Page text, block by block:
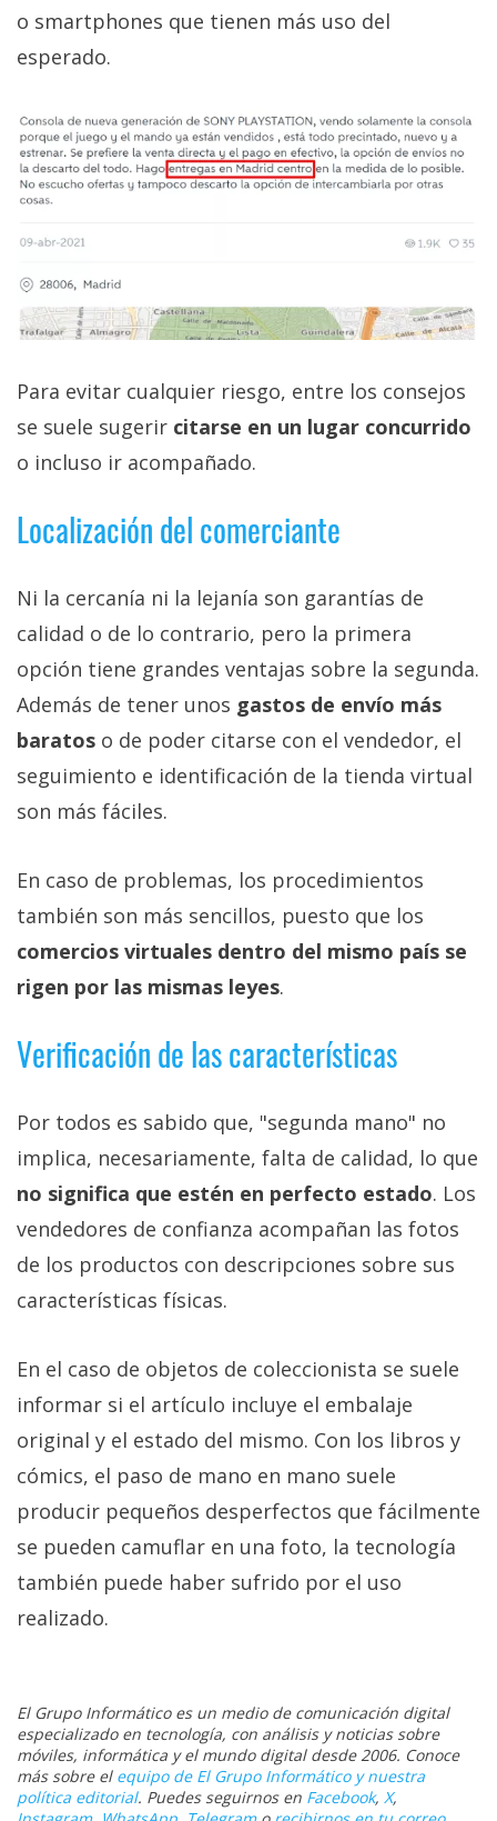
o smartphones que tienen más uso del
esperado.
Para evitar cualquier riesgo, entre los consejos
se suele sugerir citarse en un lugar concurrido
o incluso ir acompañado.
Localización del comerciante
Ni la cercanía ni la lejanía son garantías de
calidad o de lo contrario, pero la primera
opción tiene grandes ventajas sobre la segunda.
Además de tener unos gastos de envío más
baratos o de poder citarse con el vendedor, el
seguimiento e identificación de la tienda virtual
son más fáciles.
En caso de problemas, los procedimientos
también son más sencillos, puesto que los
comercios virtuales dentro del mismo país se
rigen por las mismas leyes.
Verificación de las características
Por todos es sabido que, "segunda mano" no
implica, necesariamente, falta de calidad, lo que
no significa que estén en perfecto estado. Los
vendedores de confianza acompañan las fotos
de los productos con descripciones sobre sus
características físicas.
En el caso de objetos de coleccionista se suele
informar si el artículo incluye el embalaje
original y el estado del mismo. Con los libros y
cómics, el paso de mano en mano suele
producir pequeños desperfectos que fácilmente
se pueden camuflar en una foto, la tecnología
también puede haber sufrido por el uso
realizado.
El Grupo Informático es un medio de comunicación digital
especializado en tecnología, con análisis y noticias sobre
móviles, informática y el mundo digital desde 2006. Conoce
más sobre el equipo de El Grupo Informático y nuestra
política editorial. Puedes seguirnos en Facebook, X,